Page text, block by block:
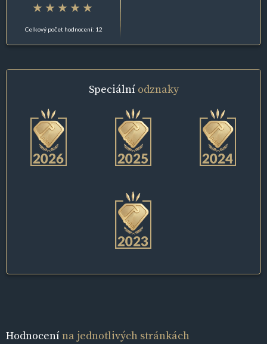
Celkový počet hodnocení: 12
Speciální odznaky
Hodnocenína jednotlivých stránkách